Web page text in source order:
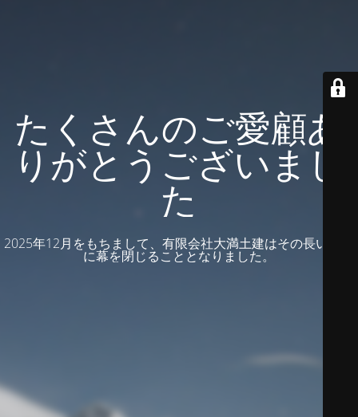
たくさんのご愛顧あ
りがとうございまし
た
2025年12月をもちまして、有限会社大満土建はその長い歴史
に幕を閉じることとなりました。